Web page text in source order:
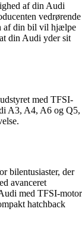
af din Audi
vedrørende
af din bil vil hjælpe
din Audi yder sit
med TFSI-
A3, A4, A6 og Q5,
bilentusiaster, der
avanceret
med TFSI-motor
hatchback